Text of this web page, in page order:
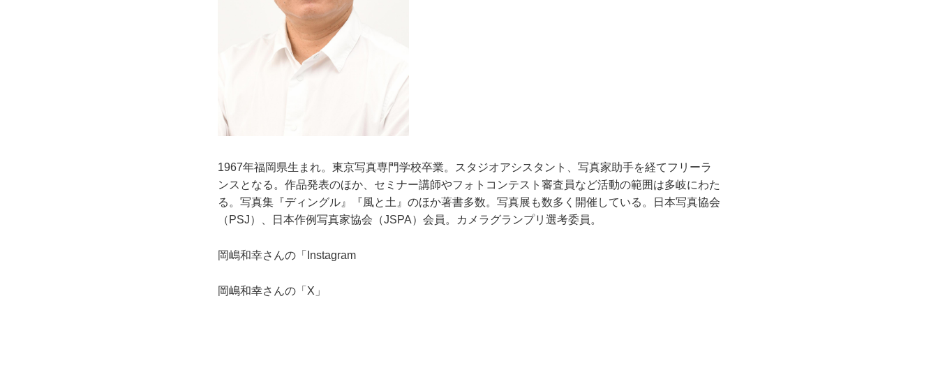
1967年福岡県生まれ。東京写真専門学校卒業。スタジオアシスタント、写真家助手を経てフリーラ
ンスとなる。作品発表のほか、セミナー講師やフォトコンテスト審査員など活動の範囲は多岐にわた
る。写真集『ディングル』『風と土』のほか著書多数。写真展も数多く開催している。日本写真協会
（PSJ）、日本作例写真家協会（JSPA）会員。カメラグランプリ選考委員。
岡嶋和幸さんの「Instagram
岡嶋和幸さんの「X」